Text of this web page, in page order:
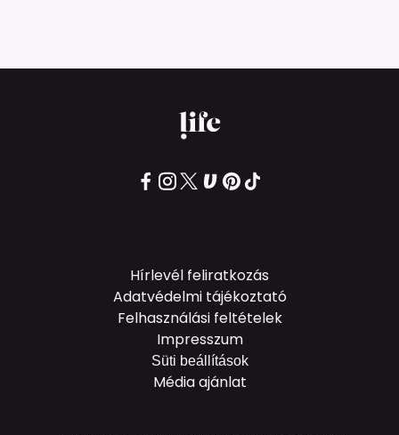
Hírlevél feliratkozás
Adatvédelmi tájékoztató
Felhasználási feltételek
Impresszum
Süti beállítások
Média ajánlat